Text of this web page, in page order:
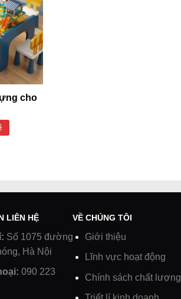
cho
LIÊN HỆ
Số 1075 đường
Hà Nội
090 223
VỀ CHÚNG TÔI
Giới thiệu
Lĩnh vực hoạt động
Chính sách chất lượng